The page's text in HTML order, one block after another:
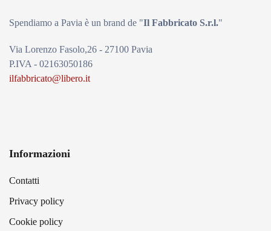
Spendiamo a Pavia è un brand de "Il Fabbricato S.r.l."
Via Lorenzo Fasolo,26 - 27100 Pavia
P.IVA - 02163050186
ilfabbricato@libero.it
Informazioni
Contatti
Privacy policy
Cookie policy